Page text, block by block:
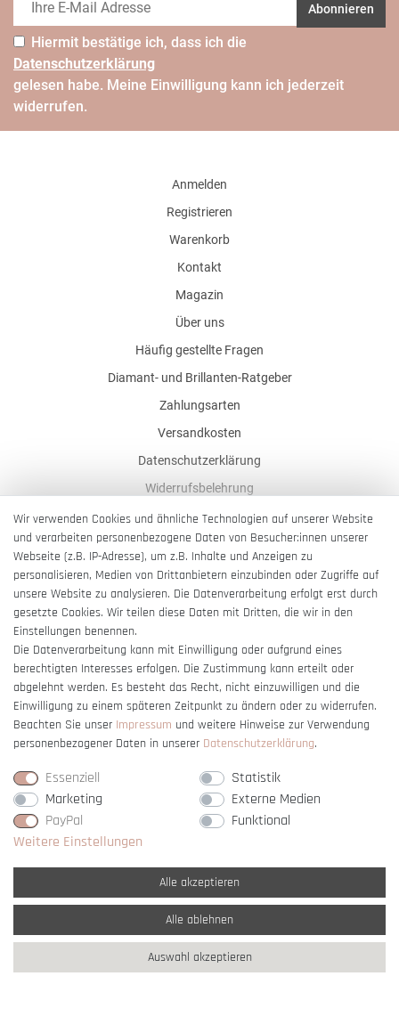
Abonnieren
Hiermit bestätige ich, dass ich die
Daten­schutz­erklärung
gelesen habe. Meine Einwilligung kann ich jederzeit
widerrufen.
Anmelden
Registrieren
Warenkorb
Kontakt
Magazin
Über uns
Häufig gestellte Fragen
Diamant- und Brillanten-Ratgeber
Zahlungsarten
Versandkosten
Datenschutzerklärung
Widerrufsbelehrung
AGB
Impressum
Barrierefreiheitserklärung
Vertrag widerrufen
* Alle Preise verstehen sich inkl. gesetzl. MwSt. undzzgl. Versandkosten
** Nur innerhalb Deutschlands© copyright 2007-2026 Schmuck Krone / Alle
Rechte vorbehalten / powered bycreateyourtemplate
Wir verwenden Cookies und ähnliche Technologien auf unserer Website
und verarbeiten personenbezogene Daten von Besucher:innen unserer
Webseite (z.B. IP-Adresse), um z.B. Inhalte und Anzeigen zu
personalisieren, Medien von Drittanbietern einzubinden oder Zugriffe auf
unsere Website zu analysieren. Die Datenverarbeitung erfolgt erst durch
gesetzte Cookies. Wir teilen diese Daten mit Dritten, die wir in den
Einstellungen benennen.
Die Datenverarbeitung kann mit Einwilligung oder aufgrund eines
berechtigten Interesses erfolgen. Die Zustimmung kann erteilt oder
abgelehnt werden. Es besteht das Recht, nicht einzuwilligen und die
Einwilligung zu einem späteren Zeitpunkt zu ändern oder zu widerrufen.
Beachten Sie unser Impressum und weitere Hinweise zur Verwendung
personenbezogener Daten in unserer Daten­schutz­erklärung.
Essenziell
Statistik
Marketing
Externe Medien
PayPal
Funktional
Weitere Einstellungen
Alle akzeptieren
Alle ablehnen
Auswahl akzeptieren